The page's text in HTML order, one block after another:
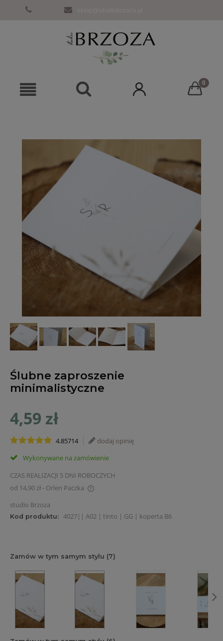
Ślubne zaproszenie
minimalistyczne
4,59 zł
4.85714
dodaj opinię
Wykonywane na zamówienie
CZAS REALIZACJI 5 DNI ROBOCZYCH
od 14,90 zł- Orlen Paczka
Cena nie zawiera ewentualnych kosztów płatności
studio Brzoza
Kod produktu: 4027|| A02 | tinto | GG | koperta B6
Zamów w tym samym stylu (7)